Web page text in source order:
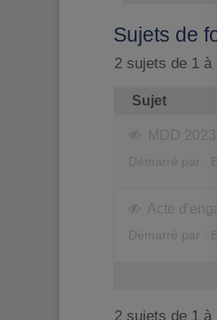
Sujets de
2 sujets de 1
Sujet
MDD
Acte
Démarré par :
2 sujets de 1 à